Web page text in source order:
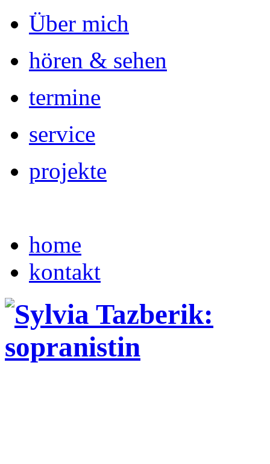
Über mich
hören & sehen
termine
service
projekte
home
kontakt